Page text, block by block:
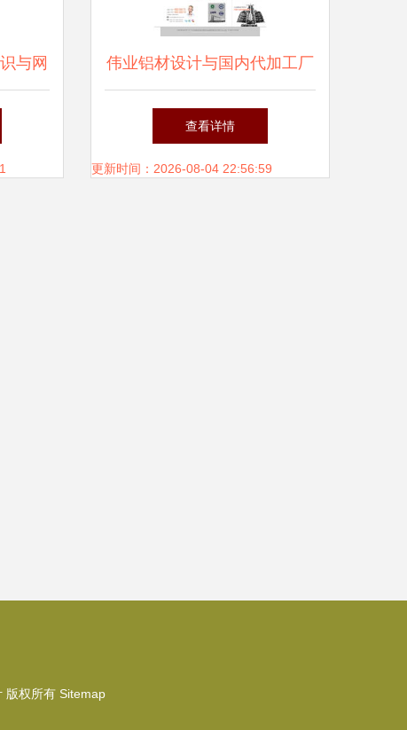
与网
数字
伟业铝材设计与国内代加工厂
的外贸网站建设指南
查看详情
更新时间：2026-08-04 22:56:59
版权所有 Sitemap